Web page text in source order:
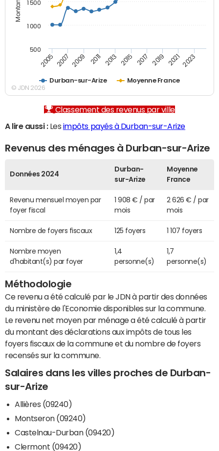
Durban-sur-Arize Moyenne France
2005 2007 2009 2011 2013 2015 2017 2019 2021 2023
500
1 000
1 500
© JDN 2026
Classement des revenus par ville
A lire aussi :Les impôts payés à Durban-sur-Arize
Revenus des ménages à Durban-sur-Arize
Données 2024
Durban-
sur-Arize
Moyenne
France
Revenu mensuel moyen par
foyer fiscal
1 908 € / par
mois
2 626 € / par
mois
Nombre de foyers fiscaux 125 foyers 1 107 foyers
Nombre moyen
d'habitant(s) par foyer
1,4
personne(s)
1,7
personne(s)
Méthodologie
Ce revenu a été calculé par le JDN à partir des données
du ministère de l'Economie disponibles sur la commune.
Le revenu net moyen par ménage a été calculé à partir
du montant des déclarations aux impôts de tous les
foyers fiscaux de la commune et du nombre de foyers
recensés sur la commune.
Salaires dans les villes proches de Durban-
sur-Arize
Allières (09240)
Montseron (09240)
Castelnau-Durban (09420)
Clermont (09420)